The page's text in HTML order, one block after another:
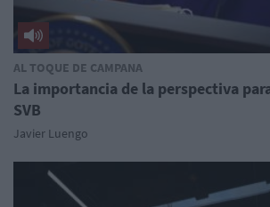
AL TOQUE DE CAMPANA
La importancia de la perspectiva
SVB
Javier Luengo